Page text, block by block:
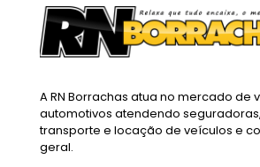
A RN Borrachas atua no mercado de
automotivos atendendo
transporte e locação de veículos e
geral.